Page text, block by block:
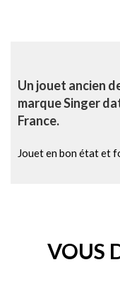
Un jouet ancien
marque Singer
France.
Jouet en bon état et
VOUS